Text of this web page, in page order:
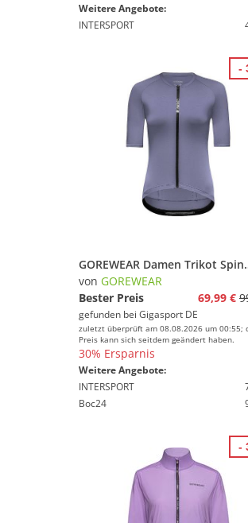
Weitere Angebote:
INTERSPORT
von GOREWEAR
Bester Preis
69,99 €
gefunden bei Gigasport DE
zuletzt überprüft am 08.08.2026 um 00:55;
Preis kann sich seitdem geändert haben.
30% Ersparnis
Weitere Angebote:
INTERSPORT
Boc24
-
-